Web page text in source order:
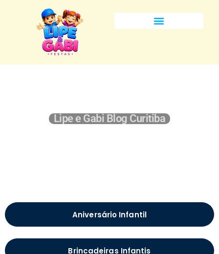
Lipe e Gabi Blog Curitiba
Aniversário Infantil
Brincadeiras Infantis